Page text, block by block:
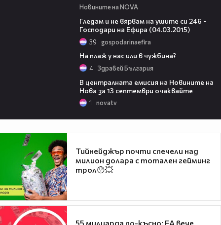
Новините на NOVA
Гледам и не вярвам на ушите си 246 -
Господари на Ефира (04.03.2015)
39 gospodarinaefira
На плаж у нас или в чужбина?
4 Здравей България
В централната емисия на Новините на
Нова за 13 септември очаквайте
1 novatv
Тийнейджър почти спечели над
милион долара с тотален гейминг
трол😯💥
55 милиарда по-късно: EA вече